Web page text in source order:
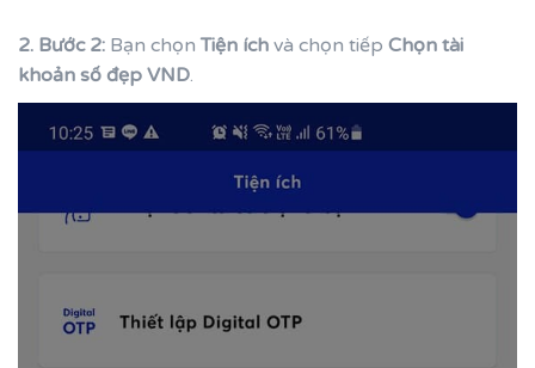
2. Bước 2: Bạn chọn Tiện ích và chọn tiếp Chọn tài
khoản số đẹp VND.